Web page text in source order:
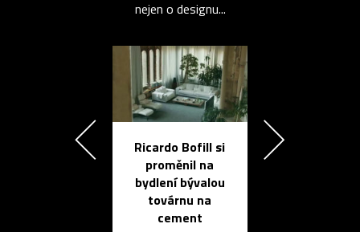
nejen o designu...
Ricardo Bofill si
proměnil na
bydlení bývalou
továrnu na
cement